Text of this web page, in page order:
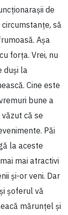
de
să
Așa
forța. Vrei, nu
duși la
Cine este
bune a
că se
Păi
la aceste
mai atractivi
și-or veni. Dar
șoferul vă
mărunțel și